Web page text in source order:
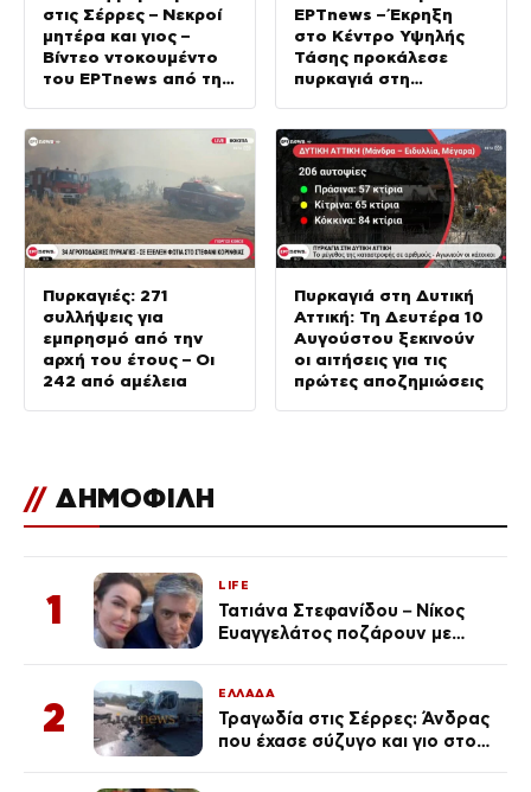
στις Σέρρες – Νεκροί
μητέρα και γιος –
Βίντεο ντοκουμέντο
του ΕΡΤnews από τη
ΕΡΤnews – Έκρηξη
στο Κέντρο Υψηλής
Τάσης προκάλεσε
πυρκαγιά στη
Πυρκαγιές: 271
συλλήψεις για
εμπρησμό από την
αρχή του έτους – Οι
242 από αμέλεια
Πυρκαγιά στη Δυτική
Αττική: Τη Δευτέρα 10
Αυγούστου ξεκινούν
οι αιτήσεις για τις
πρώτες αποζημιώσεις
// ΔΗΜΟΦΙΛΗ
1
LIFE
Τατιάνα Στεφανίδου – Νίκος
Ευαγγελάτος ποζάρουν με
2
ΕΛΛΑΔΑ
Τραγωδία στις Σέρρες: Άνδρας
που έχασε σύζυγο και γιο στο